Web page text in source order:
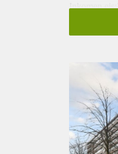
Inkomen
Borg: 1
Huisdieren
Geschikt